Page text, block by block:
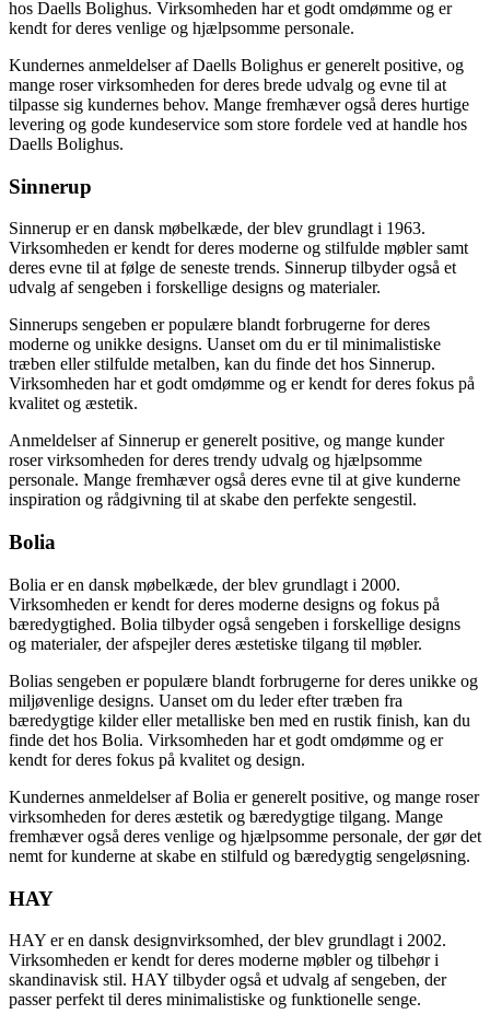
hos Daells Bolighus. Virksomheden har et godt omdømme og er
kendt for deres venlige og hjælpsomme personale.
Kundernes anmeldelser af Daells Bolighus er generelt positive, og
mange roser virksomheden for deres brede udvalg og evne til at
tilpasse sig kundernes behov. Mange fremhæver også deres hurtige
levering og gode kundeservice som store fordele ved at handle hos
Daells Bolighus.
Sinnerup
Sinnerup er en dansk møbelkæde, der blev grundlagt i 1963.
Virksomheden er kendt for deres moderne og stilfulde møbler samt
deres evne til at følge de seneste trends. Sinnerup tilbyder også et
udvalg af sengeben i forskellige designs og materialer.
Sinnerups sengeben er populære blandt forbrugerne for deres
moderne og unikke designs. Uanset om du er til minimalistiske
træben eller stilfulde metalben, kan du finde det hos Sinnerup.
Virksomheden har et godt omdømme og er kendt for deres fokus på
kvalitet og æstetik.
Anmeldelser af Sinnerup er generelt positive, og mange kunder
roser virksomheden for deres trendy udvalg og hjælpsomme
personale. Mange fremhæver også deres evne til at give kunderne
inspiration og rådgivning til at skabe den perfekte sengestil.
Bolia
Bolia er en dansk møbelkæde, der blev grundlagt i 2000.
Virksomheden er kendt for deres moderne designs og fokus på
bæredygtighed. Bolia tilbyder også sengeben i forskellige designs
og materialer, der afspejler deres æstetiske tilgang til møbler.
Bolias sengeben er populære blandt forbrugerne for deres unikke og
miljøvenlige designs. Uanset om du leder efter træben fra
bæredygtige kilder eller metalliske ben med en rustik finish, kan du
finde det hos Bolia. Virksomheden har et godt omdømme og er
kendt for deres fokus på kvalitet og design.
Kundernes anmeldelser af Bolia er generelt positive, og mange roser
virksomheden for deres æstetik og bæredygtige tilgang. Mange
fremhæver også deres venlige og hjælpsomme personale, der gør det
nemt for kunderne at skabe en stilfuld og bæredygtig sengeløsning.
HAY
HAY er en dansk designvirksomhed, der blev grundlagt i 2002.
Virksomheden er kendt for deres moderne møbler og tilbehør i
skandinavisk stil. HAY tilbyder også et udvalg af sengeben, der
passer perfekt til deres minimalistiske og funktionelle senge.